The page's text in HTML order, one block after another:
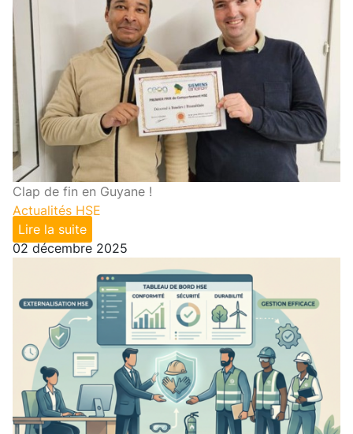
Clap de fin en Guyane !
Actualités HSE
Lire la suite
02 décembre 2025